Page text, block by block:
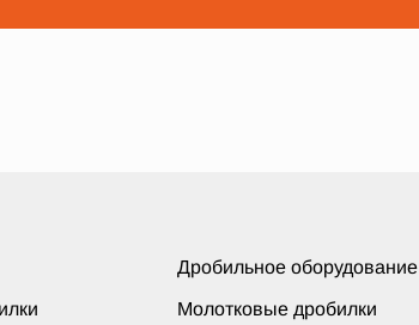
Дробильное оборудование
Молотковые дробилки